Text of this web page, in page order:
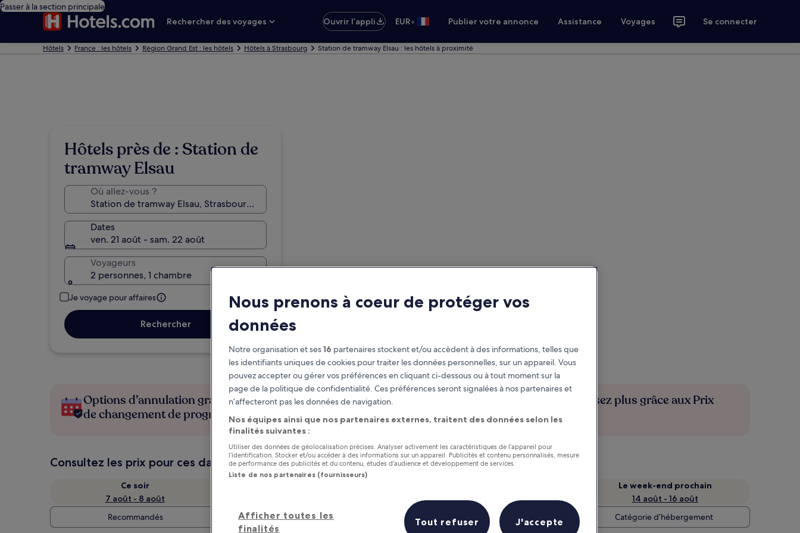
Passer à la section principale
Rechercher des voyages
Ouvrir l’appli EUR• Publier votre annonce Assistance Voyages Se connecter
Hôtels France : les hôtels Région Grand Est : les hôtels Hôtels à Strasbourg Station de tramway Elsau : les hôtels à proximité
Hôtels près de : Station de
tramway Elsau
Où allez-vous ?
Dates
ven. 21 août - sam. 22 août
Voyageurs
2 personnes, 1 chambre
Je voyage pour affaires
Rechercher
Options d’annulation gratuite en cas
de changement de programme
Gagnez des récompenses pour
chaque nuit séjournée
Économisez plus grâce aux Prix
membres
Consultez les prix pour ces dates
Ce soir
7 août - 8 août
7 août - 9 août
Le week-end prochain
14 août - 16 août
Recommandés
Prix (croissant) Distance Catégorie d’hébergement
Nous prenons à coeur de protéger vos
données
Notre organisation et ses16 partenaires stockent et/ou accèdent à des informations, telles que
les identifiants uniques de cookies pour traiter les données personnelles, sur un appareil. Vous
pouvez accepter ou gérer vos préférences en cliquant ci-dessous ou à tout moment sur la
page de la politique de confidentialité. Ces préférences seront signalées à nos partenaires et
n’affecteront pas les données de navigation.
Nos équipes ainsi que nos partenaires externes, traitent des données selon les
finalités suivantes :
Utiliser des données de géolocalisation précises. Analyser activement les caractéristiques de l’appareil pour
l’identification. Stocker et/ou accéder à des informations sur un appareil. Publicités et contenu personnalisés, mesure
de performance des publicités et du contenu, études d’audience et développement de services.
Liste de nos partenaires (fournisseurs)
Afficher toutes les
finalités
Tout refuser J'accepte